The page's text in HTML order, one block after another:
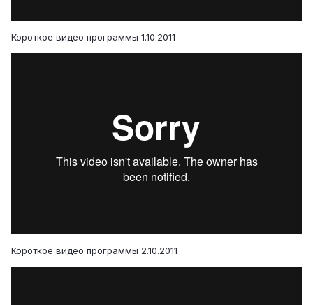
Короткое видео программы 1.10.2011
Короткое видео программы 2.10.2011